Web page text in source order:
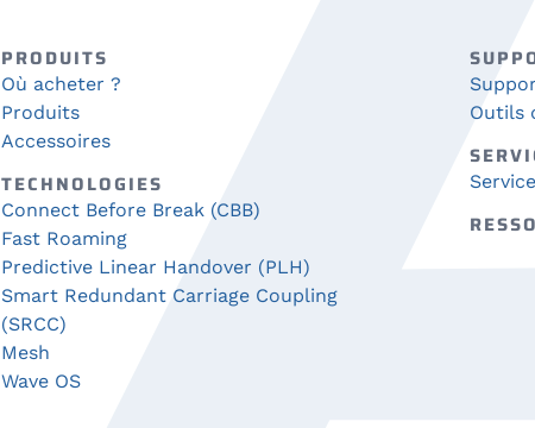
PRODUITS
Où acheter ?
Produits
Accessoires
TECHNOLOGIES
Connect Before Break (CBB)
Fast Roaming
Predictive Linear Handover (PLH)
Smart Redundant Carriage Coupling
(SRCC)
Mesh
Wave OS
Outils